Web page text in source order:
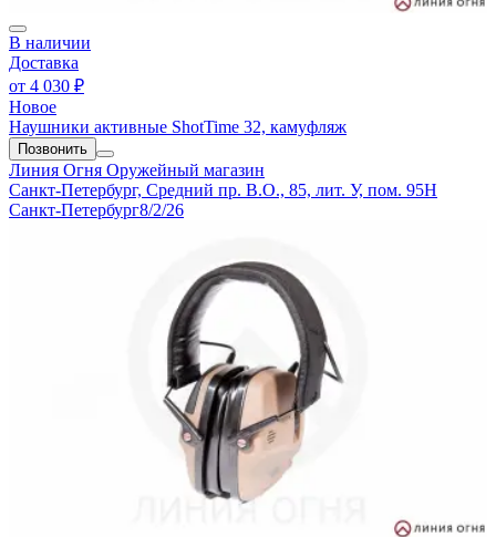
В наличии
Доставка
от 4 030 ₽
Новое
Наушники активные ShotTime 32, камуфляж
Позвонить
Линия Огня Оружейный магазин
Санкт-Петербург, Средний пр. В.О., 85, лит. У, пом. 95Н
Санкт-Петербург8/2/26